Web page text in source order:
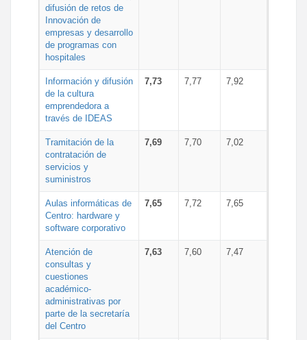
difusión de retos de
Innovación de
empresas y desarrollo
de programas con
hospitales
Información y difusión
de la cultura
emprendedora a
través de IDEAS
7,73 7,77 7,92
Tramitación de la
contratación de
servicios y
suministros
7,69 7,70 7,02
Aulas informáticas de
Centro: hardware y
software corporativo
7,65 7,72 7,65
Atención de
consultas y
cuestiones
académico-
administrativas por
parte de la secretaría
del Centro
7,63 7,60 7,47